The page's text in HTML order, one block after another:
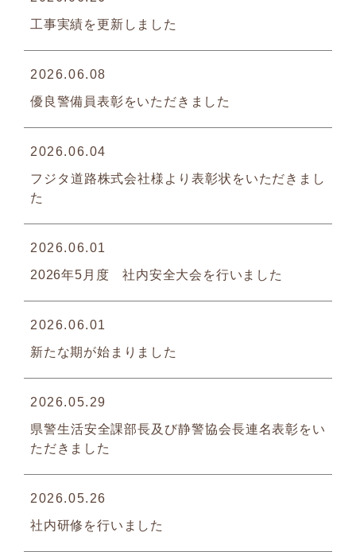
工事実績を更新しました
2026.06.08
優良警備員表彰をいただきました
2026.06.04
フジタ道路株式会社様より表彰状をいただきまし
た
2026.06.01
2026年5月度 社内安全大会を行いました
2026.06.01
新たな期が始まりました
2026.05.29
県警生活安全課部長及び静警協会長連名表彰をい
ただきました
2026.05.26
社内研修を行いました